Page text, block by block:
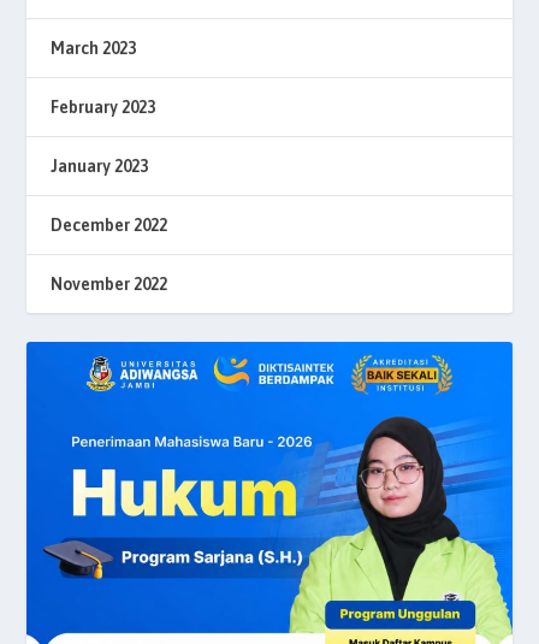
March 2023
February 2023
January 2023
December 2022
November 2022